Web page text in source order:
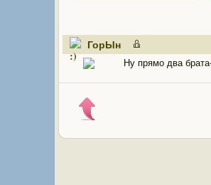
ГорЫн
Ну прямо два